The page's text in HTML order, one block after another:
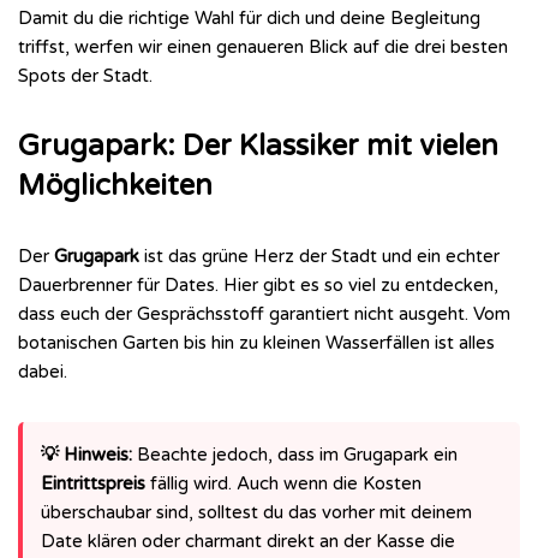
Damit du die richtige Wahl für dich und deine Begleitung
triffst, werfen wir einen genaueren Blick auf die drei besten
Spots der Stadt.
Grugapark: Der Klassiker mit vielen
Möglichkeiten
Der Grugapark ist das grüne Herz der Stadt und ein echter
Dauerbrenner für Dates. Hier gibt es so viel zu entdecken,
dass euch der Gesprächsstoff garantiert nicht ausgeht. Vom
botanischen Garten bis hin zu kleinen Wasserfällen ist alles
dabei.
💡 Hinweis: Beachte jedoch, dass im Grugapark ein
Eintrittspreis fällig wird. Auch wenn die Kosten
überschaubar sind, solltest du das vorher mit deinem
Date klären oder charmant direkt an der Kasse die